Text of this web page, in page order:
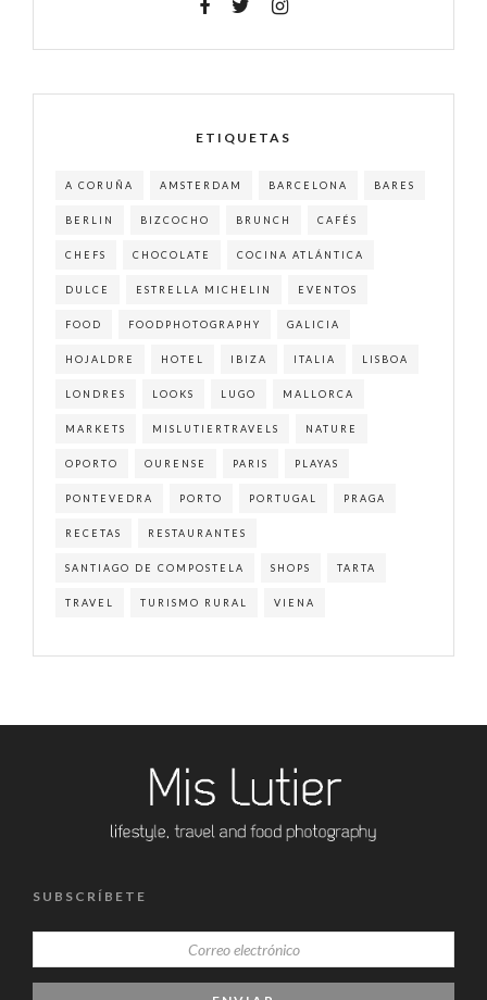
ETIQUETAS
A CORUÑA AMSTERDAM BARCELONA BARES
BERLIN BIZCOCHO BRUNCH CAFÉS
CHEFS CHOCOLATE COCINA ATLÁNTICA
DULCE ESTRELLA MICHELIN EVENTOS
FOOD FOODPHOTOGRAPHY GALICIA
HOJALDRE HOTEL IBIZA ITALIA LISBOA
LONDRES LOOKS LUGO MALLORCA
MARKETS MISLUTIERTRAVELS NATURE
OPORTO OURENSE PARIS PLAYAS
PONTEVEDRA PORTO PORTUGAL PRAGA
RECETAS RESTAURANTES
SANTIAGO DE COMPOSTELA SHOPS TARTA
TRAVEL TURISMO RURAL VIENA
SUBSCRÍBETE